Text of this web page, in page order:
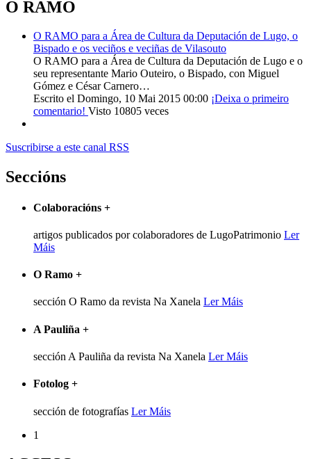
O RAMO
O RAMO para a Área de Cultura da Deputación de Lugo, o
Bispado e os veciños e veciñas de Vilasouto
O RAMO para a Área de Cultura da Deputación de Lugo e o
seu representante Mario Outeiro, o Bispado, con Miguel
Gómez e César Carnero…
Escrito el Domingo, 10 Mai 2015 00:00 ¡Deixa o primeiro
comentario! Visto 10805 veces
Suscribirse a este canal RSS
Seccións
Colaboracións +
artigos publicados por colaboradores de LugoPatrimonio Ler
Máis
O Ramo +
sección O Ramo da revista Na Xanela Ler Máis
A Pauliña +
sección A Pauliña da revista Na Xanela Ler Máis
Fotolog +
sección de fotografías Ler Máis
1